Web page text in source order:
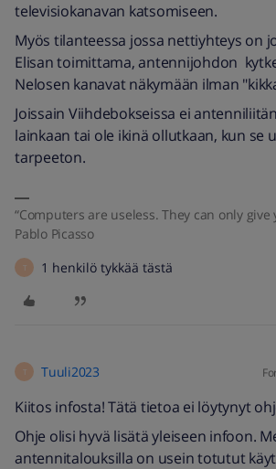
televisiokanavan katsomiseen.
Myös tilanteessa jossa nettiyhteys on
Elisan toimittama, antennijohdon
Nelosen kanavat näkymään ilman
Joissain Viihdebokseissa ei
lainkaan tai ole ikinä ollutkaan, kun se
tarpeeton.
“Computers are useless. They can only
Pablo Picasso
T 1 henkilö tykkää tästä
T Tuuli2023
Kiitos infosta! Tätä tietoa ei löytynyt
Ohje olisi hyvä lisätä yleiseen infoon.
antennitalouksilla on usein totutut